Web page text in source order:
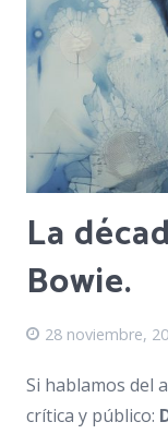
La
Bowie.
28 noviembre,
Si hablamos del
crítica y público: